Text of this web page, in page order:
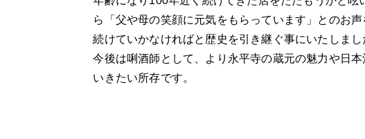
ら「父や母の笑顔に元気をもらっています」とのお声
続けていかなければと歴史を引き継ぐ事にいたしまし
今後は唎酒師として、より永平寺の蔵元の魅力や日
いきたい所存です。